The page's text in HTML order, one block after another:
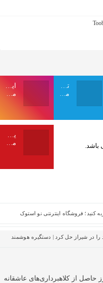
اینترنتی نو استوک
حل کرد | دستگیره هوشمند
حاصل از کلاهبرداری‌های عاشقانه